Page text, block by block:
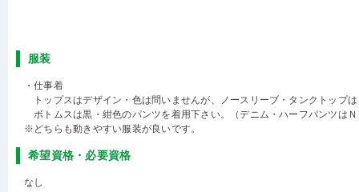
服装
・仕事着
トップスはデザイン・色は問いませんが、ノースリーブ・タンクトップ
ボトムスは黒・紺色のパンツを着用下さい。（デニム・ハーフパンツは
※どちらも動きやすい服装が良いです。
希望資格・必要資格
なし